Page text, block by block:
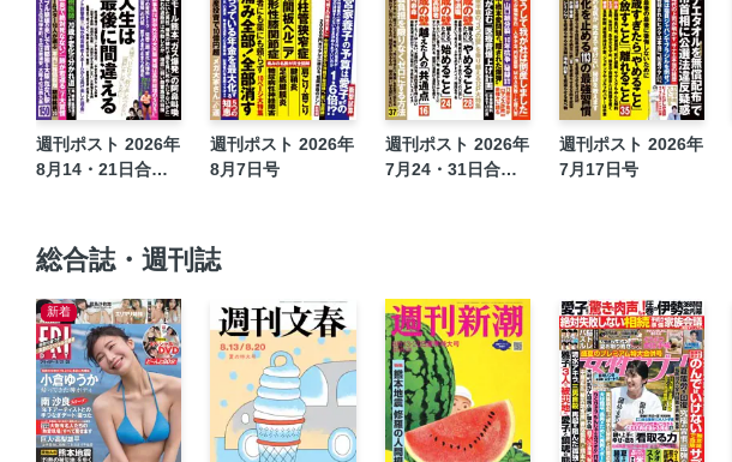
週刊ポスト 2026年
8月14・21日合併
週刊ポスト 2026年
8月7日号
週刊ポスト 2026年
7月24・31日合併
週刊ポスト 2026年
7月17日号
総合誌・週刊誌
新着